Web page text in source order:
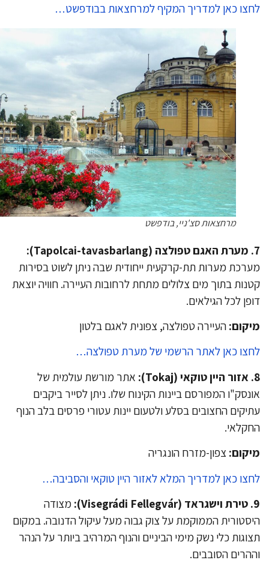
כאן למדריך המקיף למרחצאות בבודפשט…
מרחצאות סצ'ניי, בודפשט
מערות תת-קרקעית ייחודית שבה ניתן לשוט בסירות
בתוך מים צלולים מתחת לרחובות העיירה. חוויה יוצאת
לכל הגילאים.
העיירה טפולצה, צפונית לאגם בלטון
כאן לאתר הרשמי של מערת טפולצה…
אתר מורשת עולמית של
המפורסם ביינות הקינוח שלו. ניתן לסייר ביקבים
החצובים בסלע ולטעום יינות עטורי פרסים בלב הנוף
צפון-מזרח הונגריה
כאן למדריך המלא לאזור היין טוקאי והסביבה…
מצודה
הממוקמת על צוק גבוה מעל עיקול הדנובה. במקום
כלי נשק מימי הביניים והנוף המרהיב ביותר על הנהר
הסובבים.